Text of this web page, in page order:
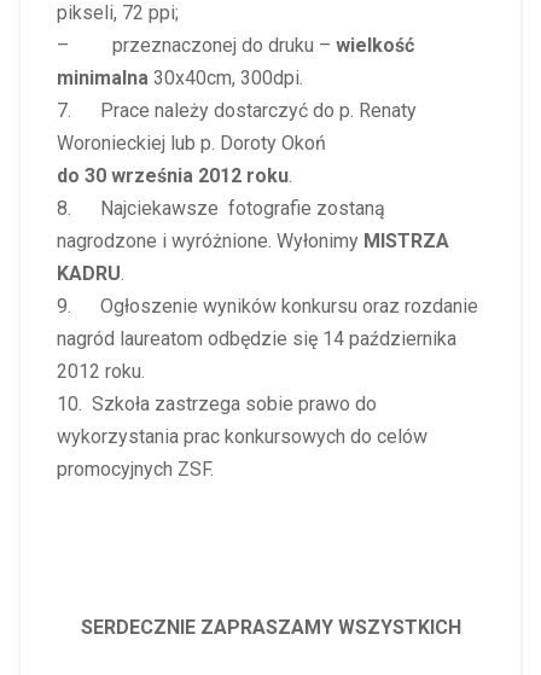
pikseli, 72 ppi;
– przeznaczonej do druku – wielkość
minimalna 30x40cm, 300dpi.
7. Prace należy dostarczyć do p. Renaty
Woronieckiej lub p. Doroty Okoń
do 30 września 2012 roku.
8. Najciekawsze fotografie zostaną
nagrodzone i wyróżnione. Wyłonimy MISTRZA
KADRU.
9. Ogłoszenie wyników konkursu oraz rozdanie
nagród laureatom odbędzie się 14 października
2012 roku.
10. Szkoła zastrzega sobie prawo do
wykorzystania prac konkursowych do celów
promocyjnych ZSF.
SERDECZNIE ZAPRASZAMY WSZYSTKICH